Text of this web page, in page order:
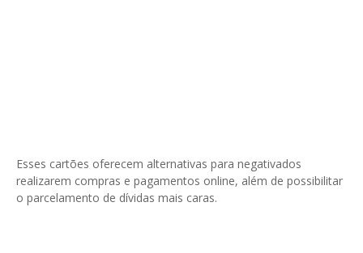
Esses cartões oferecem alternativas para negativados
realizarem compras e pagamentos online, além de possibilitar
o parcelamento de dívidas mais caras.